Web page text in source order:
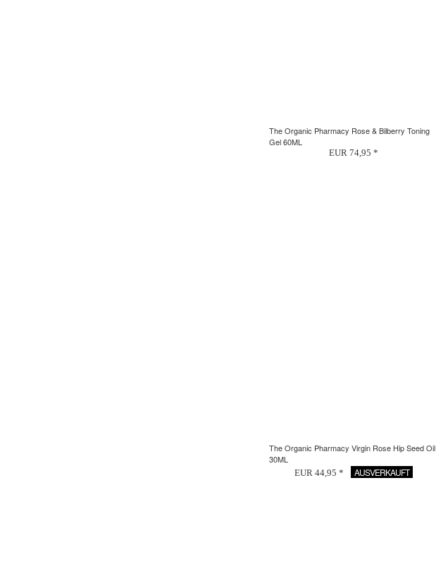
The Organic Pharmacy Rose & Bilberry Toning
Gel 60ML
EUR 74,95 *
The Organic Pharmacy Virgin Rose Hip Seed Oil
30ML
EUR 44,95 * AUSVERKAUFT